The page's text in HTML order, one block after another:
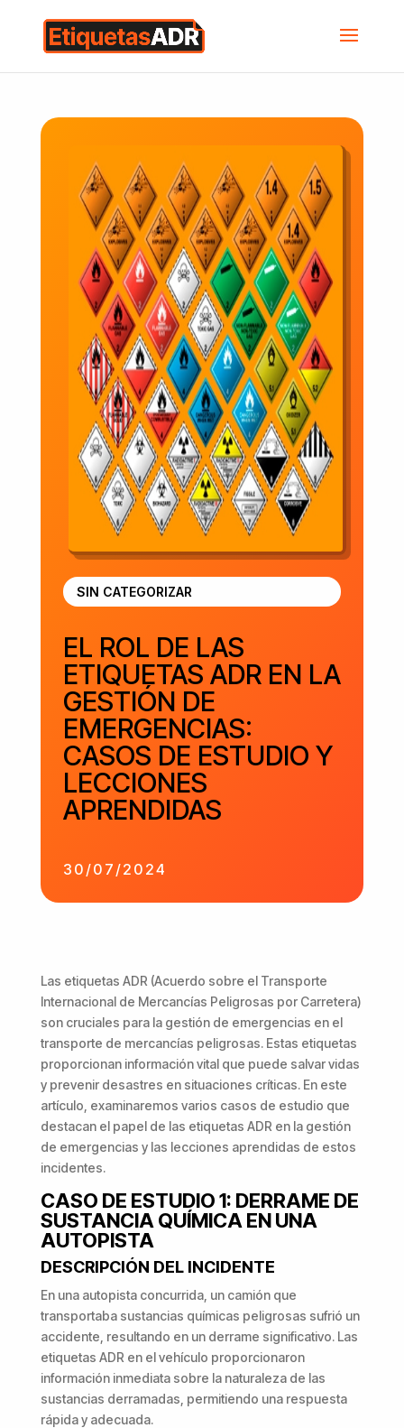
SIN CATEGORIZAR
EL ROL DE LAS
ETIQUETAS ADR EN LA
GESTIÓN DE
EMERGENCIAS:
CASOS DE ESTUDIO Y
LECCIONES
APRENDIDAS
30/07/2024
Las etiquetas ADR (Acuerdo sobre el Transporte
Internacional de Mercancías Peligrosas por Carretera)
son cruciales para la gestión de emergencias en el
transporte de mercancías peligrosas. Estas etiquetas
proporcionan información vital que puede salvar vidas
y prevenir desastres en situaciones críticas. En este
artículo, examinaremos varios casos de estudio que
destacan el papel de las etiquetas ADR en la gestión
de emergencias y las lecciones aprendidas de estos
incidentes.
CASO DE ESTUDIO 1: DERRAME DE
SUSTANCIA QUÍMICA EN UNA
AUTOPISTA
DESCRIPCIÓN DEL INCIDENTE
En una autopista concurrida, un camión que
transportaba sustancias químicas peligrosas sufrió un
accidente, resultando en un derrame significativo. Las
etiquetas ADR en el vehículo proporcionaron
información inmediata sobre la naturaleza de las
sustancias derramadas, permitiendo una respuesta
rápida y adecuada.